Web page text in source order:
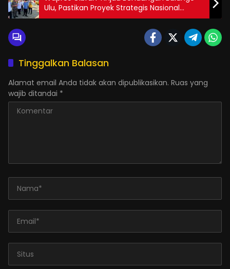
Ulu, Pastikan Proyek Strategis Nasional
Segera Rampung
Tinggalkan Balasan
Alamat email Anda tidak akan dipublikasikan. Ruas yang
wajib ditandai *